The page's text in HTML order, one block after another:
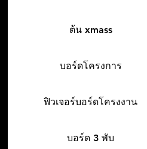
ต้น xmass
บอร์ดโครงการ
ฟิวเจอร์บอร์ดโครงงาน
บอร์ด 3 พับ